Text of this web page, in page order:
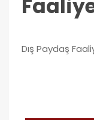
Dış Paydaş